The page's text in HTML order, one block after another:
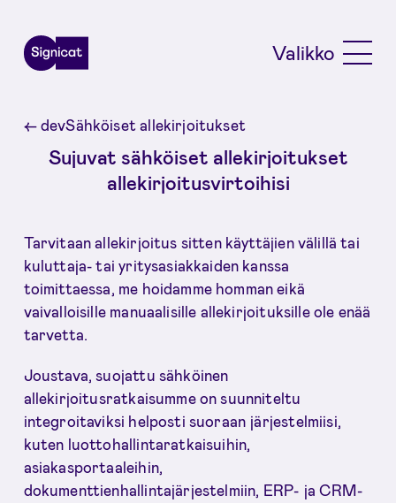
Valikko
←devSähköiset allekirjoitukset
Sujuvat sähköiset allekirjoitukset
allekirjoitusvirtoihisi
Tarvitaan allekirjoitus sitten käyttäjien välillä tai
kuluttaja- tai yritysasiakkaiden kanssa
toimittaessa, me hoidamme homman eikä
vaivalloisille manuaalisille allekirjoituksille ole enää
tarvetta.
Joustava, suojattu sähköinen
allekirjoitusratkaisumme on suunniteltu
integroitaviksi helposti suoraan järjestelmiisi,
kuten luottohallintaratkaisuihin,
asiakasportaaleihin,
dokumenttienhallintajärjestelmiin, ERP- ja CRM-